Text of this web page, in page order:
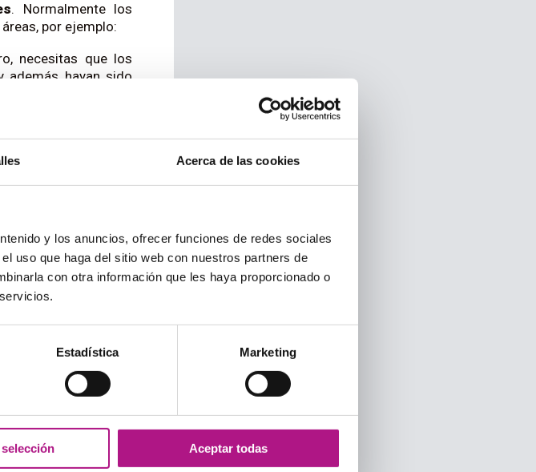
Acerca de las cookies
y los anuncios, ofrecer funciones de redes sociales
uso que haga del sitio web con nuestros partners de
con otra información que les haya proporcionado o
Estadística Marketing
Aceptar todas
. Normalmente los
por ejemplo:
necesitas que los
además hayan sido
Exteriores). De
original.
traductores
de aparatos
el mundo de la
las equivalencias
del traductor que
como tipos